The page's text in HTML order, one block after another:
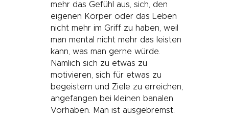
mehr das Gefühl aus, sich, den
eigenen Körper oder das Leben
nicht mehr im Griff zu haben, weil
man mental nicht mehr das leisten
kann, was man gerne würde.
Nämlich sich zu etwas zu
motivieren, sich für etwas zu
begeistern und Ziele zu erreichen,
angefangen bei kleinen banalen
Vorhaben. Man ist ausgebremst.